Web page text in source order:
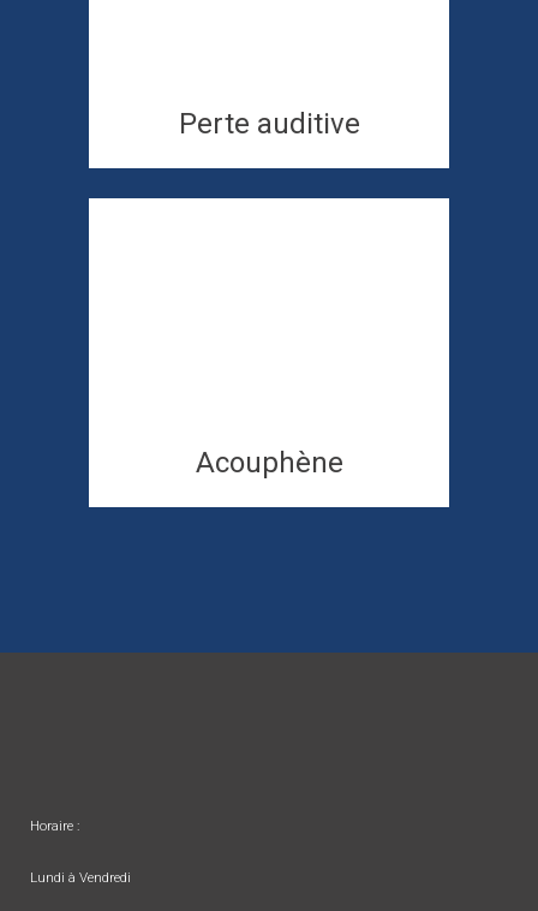
Perte auditive
Acouphène
Horaire :
Lundi à Vendredi